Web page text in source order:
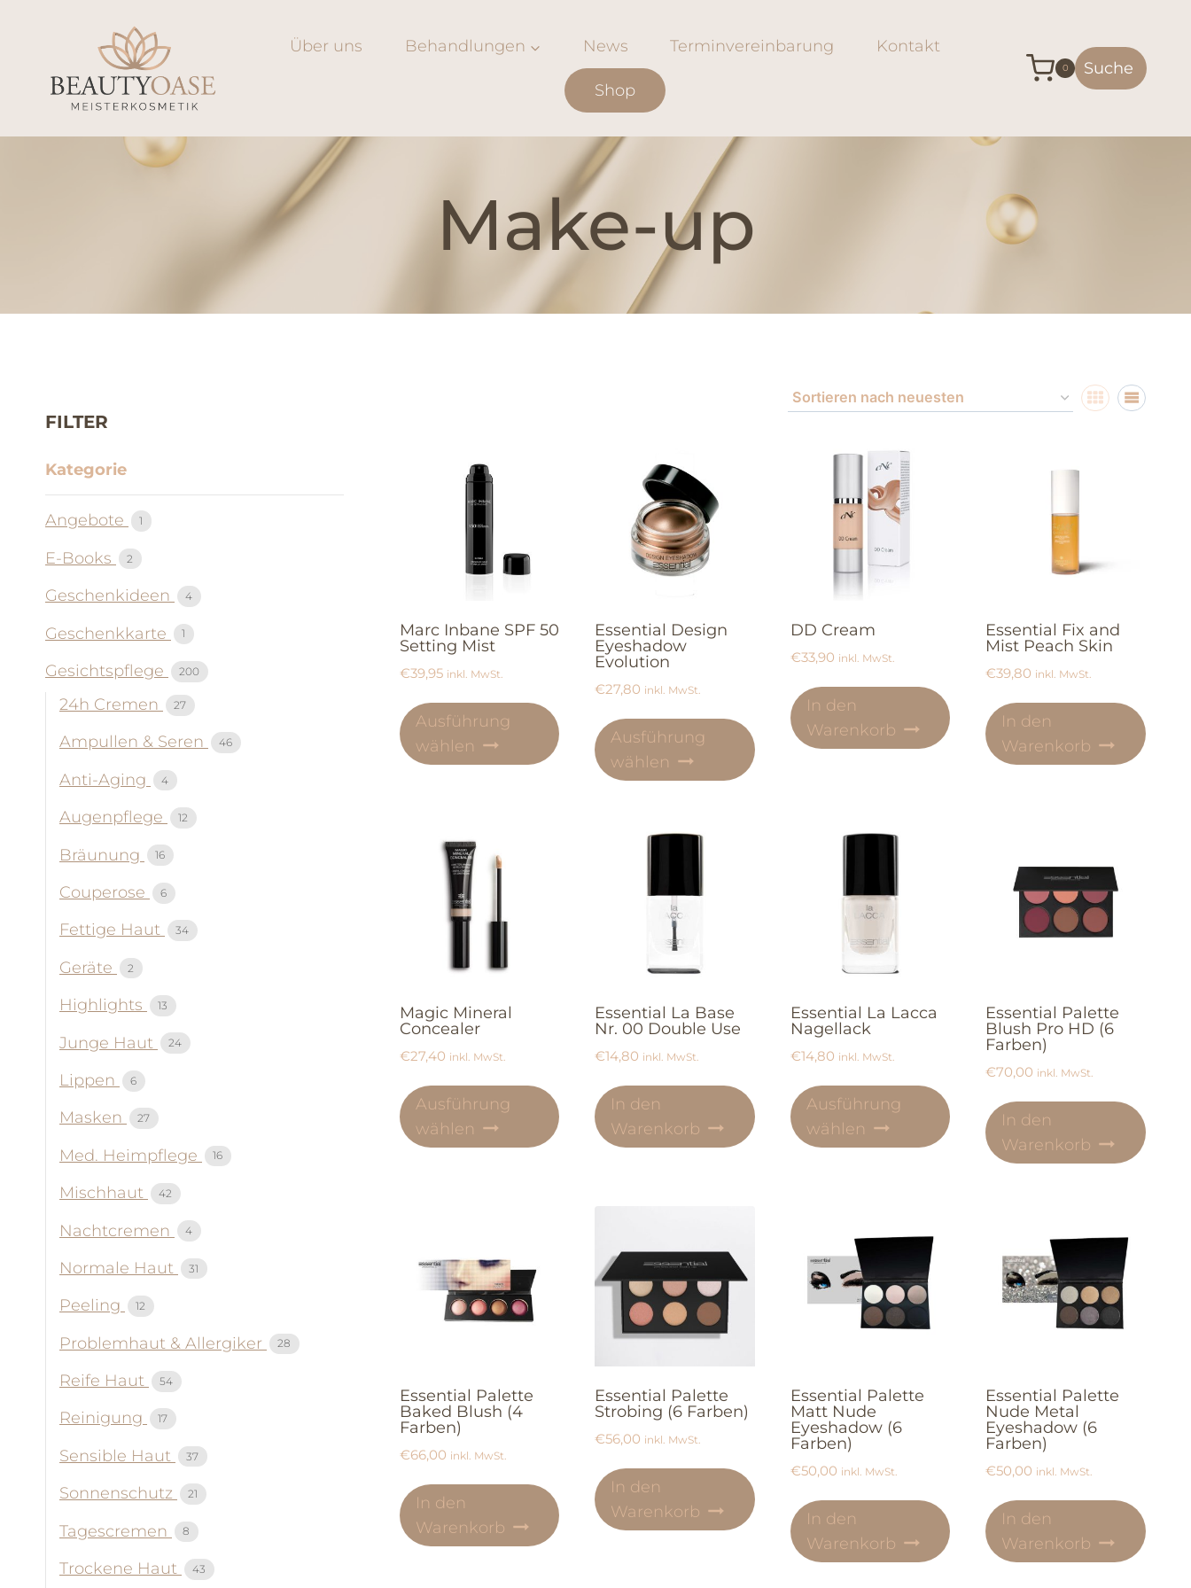
Über uns Behandlungen News Terminvereinbarung Kontakt
Shop
0 Suche
Make-up
Marc Inbane SPF 50
Setting Mist
€39,95 inkl. MwSt.
Ausführung
wählen
Essential Design
Eyeshadow
Evolution
€27,80 inkl. MwSt.
Ausführung
wählen
DD Cream
€33,90 inkl. MwSt.
In den
Warenkorb
Essential Fix and
Mist Peach Skin
€39,80 inkl. MwSt.
In den
Warenkorb
Magic Mineral
Concealer
€27,40 inkl. MwSt.
Ausführung
wählen
Essential La Base
Nr. 00 Double Use
€14,80 inkl. MwSt.
In den
Warenkorb
Essential La Lacca
Nagellack
€14,80 inkl. MwSt.
Ausführung
wählen
Essential Palette
Blush Pro HD (6
Farben)
€70,00 inkl. MwSt.
In den
Warenkorb
Essential Palette
Baked Blush (4
Farben)
€66,00 inkl. MwSt.
In den
Warenkorb
Essential Palette
Strobing (6 Farben)
€56,00 inkl. MwSt.
In den
Warenkorb
Essential Palette
Matt Nude
Eyeshadow (6
Farben)
€50,00 inkl. MwSt.
In den
Warenkorb
Essential Palette
Nude Metal
Eyeshadow (6
Farben)
€50,00 inkl. MwSt.
In den
Warenkorb
FILTER
Kategorie
Angebote 1
E-Books 2
Geschenkideen 4
Geschenkkarte 1
Gesichtspflege 200
24h Cremen 27
Ampullen & Seren 46
Anti-Aging 4
Augenpflege 12
Bräunung 16
Couperose 6
Fettige Haut 34
Geräte 2
Highlights 13
Junge Haut 24
Lippen 6
Masken 27
Med. Heimpflege 16
Mischhaut 42
Nachtcremen 4
Normale Haut 31
Peeling 12
Problemhaut & Allergiker 28
Reife Haut 54
Reinigung 17
Sensible Haut 37
Sonnenschutz 21
Tagescremen 8
Trockene Haut 43